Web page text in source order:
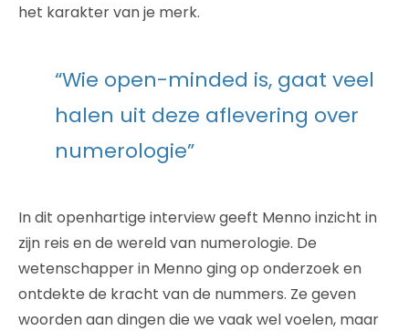
het karakter van je merk.
“Wie open-minded is, gaat veel
halen uit deze aflevering over
numerologie”
In dit openhartige interview geeft Menno inzicht in
zijn reis en de wereld van numerologie. De
wetenschapper in Menno ging op onderzoek en
ontdekte de kracht van de nummers. Ze geven
woorden aan dingen die we vaak wel voelen, maar